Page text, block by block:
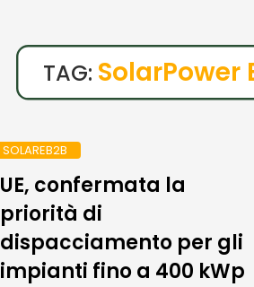
TAG: SolarPower
SOLAREB2B
UE, confermata la
priorità di
dispacciamento per gli
impianti fino a 400 kWp